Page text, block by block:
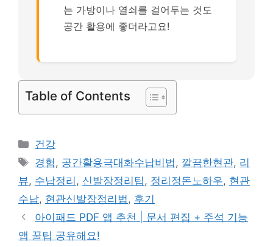
는 가방이나 열쇠를 걸어두는 것도
공간 활용에 좋더라고요!
Table of Contents
카
테
리
건강
태
그
경험, 공간활용극대화수납비법, 깔끔한현관, 리
뷰, 수납정리 , 신발장정리팁, 정리정돈노하우, 현관
수납, 현관신발장정리법, 후기
아이패드 PDF 앱 추천 | 문서 편집 + 주석 기능
앱 꿀팁 공유해요!